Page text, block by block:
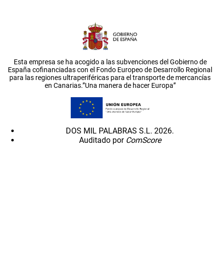
Esta empresa se ha acogido a las subvenciones del Gobierno de
España cofinanciadas con el Fondo Europeo de Desarrollo Regional
para las regiones ultraperiféricas para el transporte de mercancías
en Canarias.”Una manera de hacer Europa”
DOS MIL PALABRAS S.L. 2026.
Auditado por ComScore